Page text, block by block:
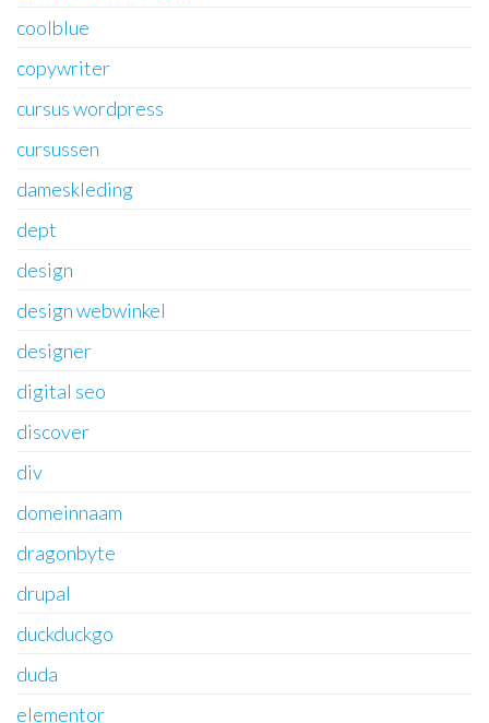
coolblue
copywriter
cursus wordpress
cursussen
dameskleding
dept
design
design webwinkel
designer
digital seo
discover
div
domeinnaam
dragonbyte
drupal
duckduckgo
duda
elementor